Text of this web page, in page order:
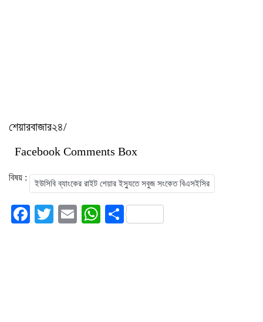
শেয়ারবাজার২৪/
Facebook Comments Box
বিষয় :
ইউসিবি ব্যাংকের রাইট শেয়ার ইস্যুতে সবুজ সংকেত বিএসইসির
Facebook
TwitterEmailWhatsApp
Share